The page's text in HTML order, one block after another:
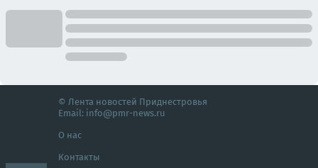
© Лента новостей Приднестровья
Email: info@pmr-news.ru
О нас
Контакты